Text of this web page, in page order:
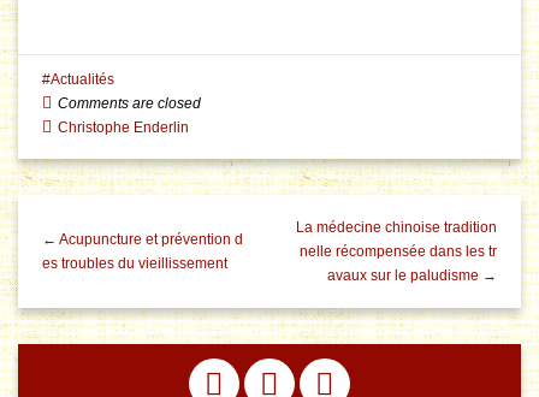
Actualités
Comments are closed
Christophe Enderlin
← Acupuncture et prévention d
es troubles du vieillissement
La médecine chinoise tradition
nelle récompensée dans les tr
avaux sur le paludisme →